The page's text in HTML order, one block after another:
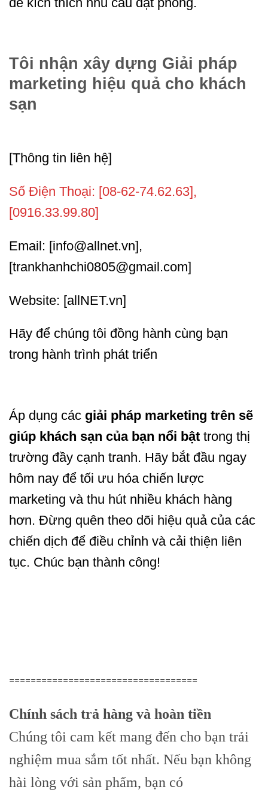
Tôi nhận xây dựng Giải pháp
marketing hiệu quả cho khách
sạn
[Thông tin liên hệ]
Số Điện Thoại: [08-62-74.62.63],
[0916.33.99.80]
Email: [info@allnet.vn],
[trankhanhchi0805@gmail.com]
Website: [allNET.vn]
Hãy để chúng tôi đồng hành cùng bạn
trong hành trình phát triển
Áp dụng các giải pháp marketing trên sẽ
giúp khách sạn của bạn nổi bật trong thị
trường đầy cạnh tranh. Hãy bắt đầu ngay
hôm nay để tối ưu hóa chiến lược
marketing và thu hút nhiều khách hàng
hơn. Đừng quên theo dõi hiệu quả của các
chiến dịch để điều chỉnh và cải thiện liên
tục. Chúc bạn thành công!
===================================
Chính sách trả hàng và hoàn tiền
Chúng tôi cam kết mang đến cho bạn trải
nghiệm mua sắm tốt nhất. Nếu bạn không
hài lòng với sản phẩm, bạn có